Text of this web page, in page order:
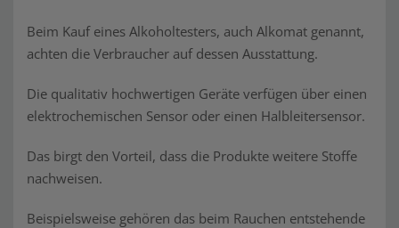
Beim Kauf eines Alkoholtesters, auch Alkomat genannt,
achten die Verbraucher auf dessen Ausstattung.
Die qualitativ hochwertigen Geräte verfügen über einen
elektrochemischen Sensor oder einen Halbleitersensor.
Das birgt den Vorteil, dass die Produkte weitere Stoffe
nachweisen.
Beispielsweise gehören das beim Rauchen entstehende